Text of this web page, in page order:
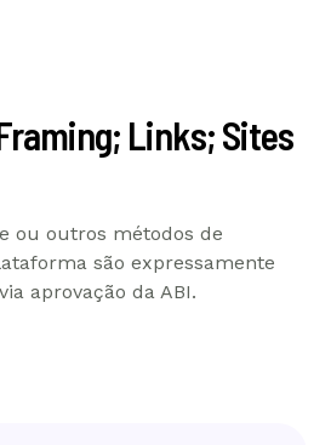
Links; Sites
ou outros métodos de
são expressamente
aprovação da ABI.